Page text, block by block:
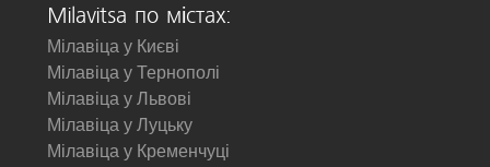
Milavitsa по містах:
Мілавіца у Києві
Мілавіца у Тернополі
Мілавіца у Львові
Мілавіца у Луцьку
Мілавіца у Кременчуці